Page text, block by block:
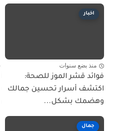
اخبار
منذ بضع سنوات
فوائد قشر الموز للصحة:
اكتشف أسرار تحسين جمالك
وهضمك بشكل...
جمال